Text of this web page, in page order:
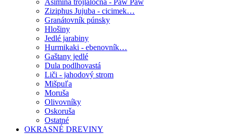
Asimina trojlaločná - Paw Paw
Ziziphus Jujuba - cicimek…
Granátovník púnsky
Hlošiny
Jedlé jarabiny
Hurmikaki - ebenovník…
Gaštany jedlé
Dula podlhovastá
Liči - jahodový strom
Mišpuľa
Moruša
Olivovníky
Oskoruša
Ostatné
OKRASNÉ DREVINY